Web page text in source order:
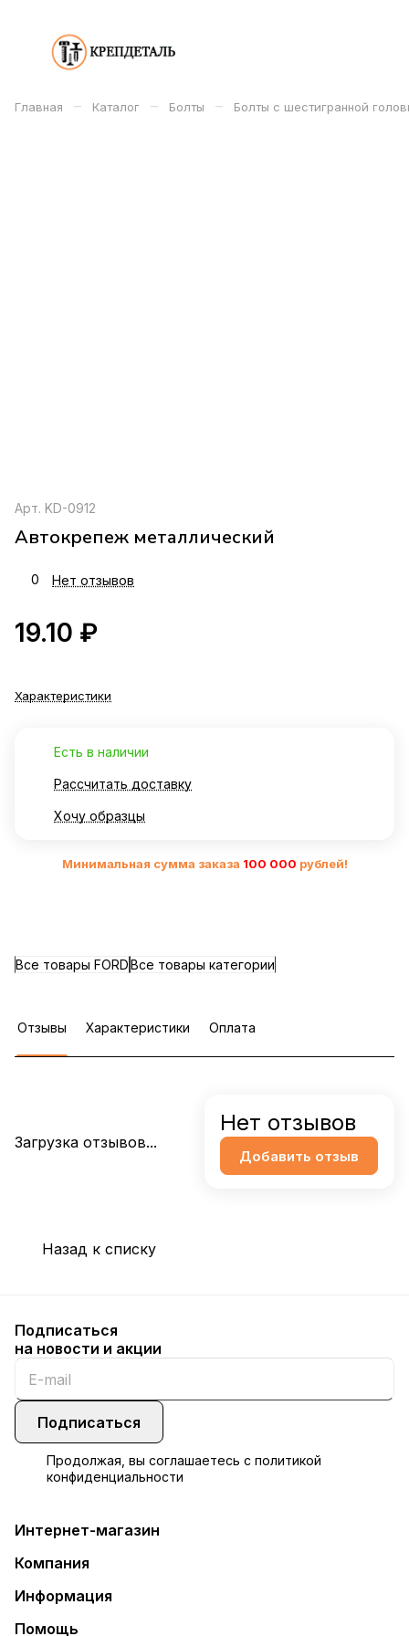
Главная – Каталог – Болты – Болты с шестигранной
Арт. KD-0912
Автокрепеж металлический
0 Нет отзывов
19.10 ₽
Характеристики
Есть в наличии
Рассчитать доставку
Хочу образцы
Минимальная сумма заказа 100 000 рублей!
Все товары FORDВсе товары категории
Отзывы Характеристики Оплата
Загрузка отзывов...
Нет отзывов
Добавить отзыв
Назад к списку
Подписаться
на новости и акции
Подписаться
Продолжая, вы соглашаетесь с политикой
конфиденциальности
Интернет-магазин
Компания
Информация
Помощь